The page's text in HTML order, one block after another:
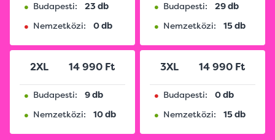
• Budapesti: 23 db
• Nemzetközi: 0 db
• Budapesti: 29 db
• Nemzetközi: 15 db
2XL 14 990 Ft
• Budapesti: 9 db
• Nemzetközi: 10 db
3XL 14 990 Ft
• Budapesti: 0 db
• Nemzetközi: 15 db